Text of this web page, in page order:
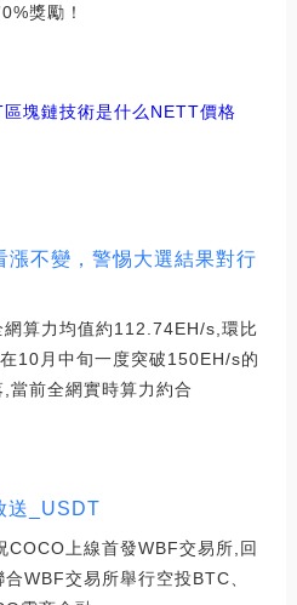
獎勵！
區塊鏈技術是什么 NETT價格
不變，警惕大選結果對行
算力均值約112.74EH/s,環比
10月中旬一度突破150EH/s的
當前全網實時算力約合
送_USDT
COCO上線首發WBF交易所,回
WBF交易所舉行空投BTC、